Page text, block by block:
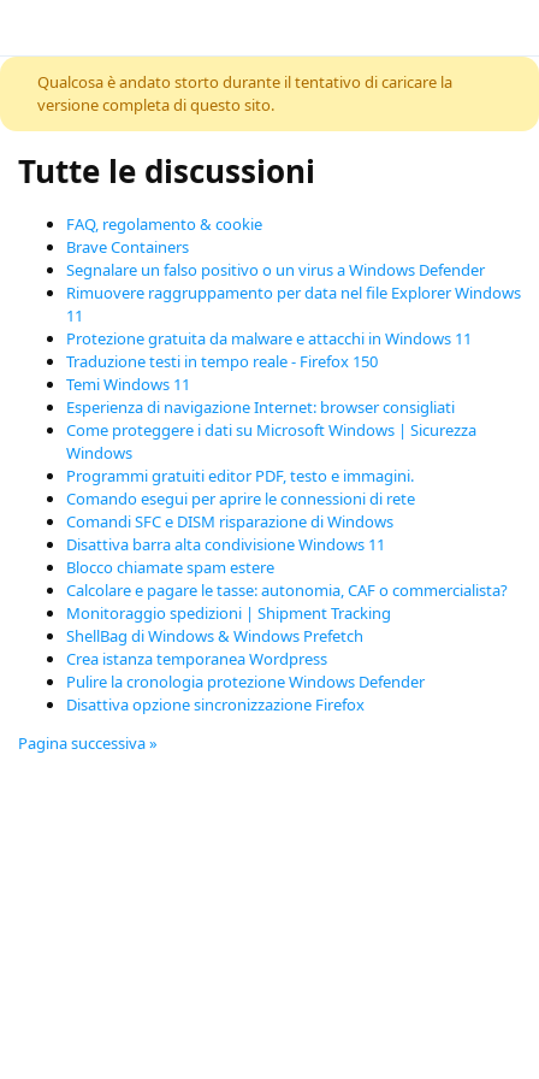
Skip to content
Qualcosa è andato storto durante il tentativo di caricare la
versione completa di questo sito.
Tutte le discussioni
FAQ, regolamento & cookie
Brave Containers
Segnalare un falso positivo o un virus a Windows Defender
Rimuovere raggruppamento per data nel file Explorer Windows
11
Protezione gratuita da malware e attacchi in Windows 11
Traduzione testi in tempo reale - Firefox 150
Temi Windows 11
Esperienza di navigazione Internet: browser consigliati
Come proteggere i dati su Microsoft Windows | Sicurezza
Windows
Programmi gratuiti editor PDF, testo e immagini.
Comando esegui per aprire le connessioni di rete
Comandi SFC e DISM risparazione di Windows
Disattiva barra alta condivisione Windows 11
Blocco chiamate spam estere
Calcolare e pagare le tasse: autonomia, CAF o commercialista?
Monitoraggio spedizioni | Shipment Tracking
ShellBag di Windows & Windows Prefetch
Crea istanza temporanea Wordpress
Pulire la cronologia protezione Windows Defender
Disattiva opzione sincronizzazione Firefox
Pagina successiva »